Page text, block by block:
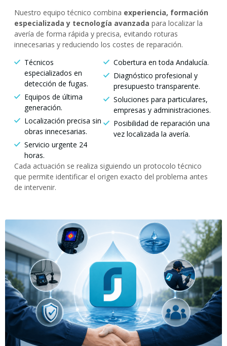
Nuestro equipo técnico combina experiencia, formación
especializada y tecnología avanzada para localizar la
avería de forma rápida y precisa, evitando roturas
innecesarias y reduciendo los costes de reparación.
Técnicos
especializados en
detección de fugas.
Equipos de última
generación.
Localización precisa sin
obras innecesarias.
Servicio urgente 24
horas.
Cobertura en toda Andalucía.
Diagnóstico profesional y
presupuesto transparente.
Soluciones para particulares,
empresas y administraciones.
Posibilidad de reparación una
vez localizada la avería.
Cada actuación se realiza siguiendo un protocolo técnico
que permite identificar el origen exacto del problema antes
de intervenir.